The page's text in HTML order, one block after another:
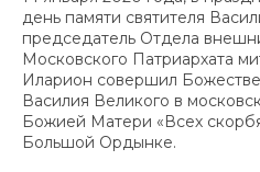
день памяти святителя
председатель Отдела
Московского Патриархата
Иларион совершил
Василия Великого в
Божией Матери «Всех
Большой Ордынке.